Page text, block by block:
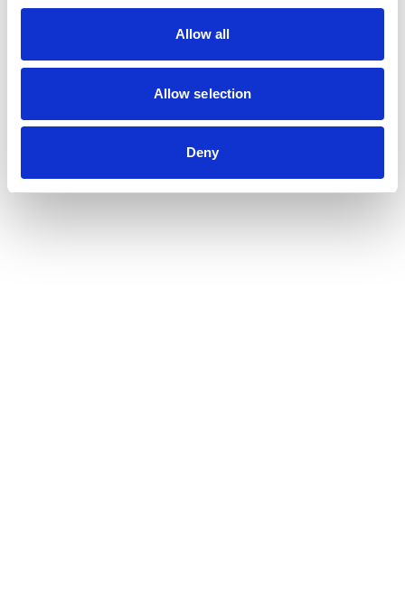
Allow all
Allow selection
Deny